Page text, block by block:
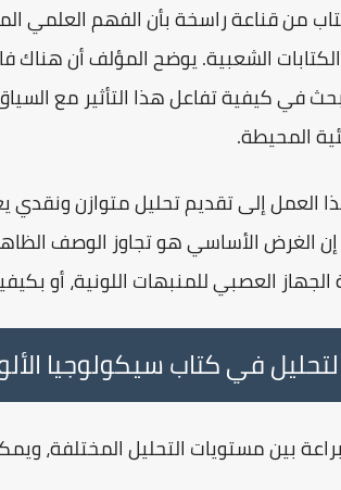
من قناعة راسخة بأن الفهم العلمي
الشعبية. يوضح المؤلف أن هناك
في كيفية تفاعل هذا التأثير مع
المحيطة.
العمل إلى تقديم تحليل متوازن ونقدي
إن الغرض الأساسي هو تجاوز الوصف
الجهاز العصبيللمنبهات اللونية، أو
في كتاب سيكولوجيا
بين مستويات التحليل المختلفة،